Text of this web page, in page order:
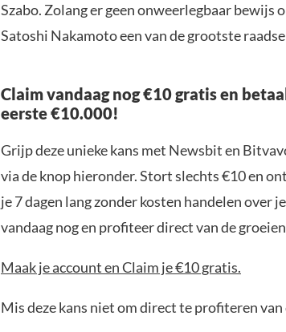
Szabo. Zolang er geen onweerlegbaar
Satoshi Nakamoto een van de grootste
Claim vandaag nog €10 gratis en
eerste €10.000!
Grijp deze unieke kans met Newsbit en
via de knop hieronder. Stort slechts €10 en
je 7 dagen lang zonder kosten handelen over
vandaag nog en profiteer direct van de
Maak je account en Claim je €10 gratis.
Mis deze kans niet om direct te profiteren